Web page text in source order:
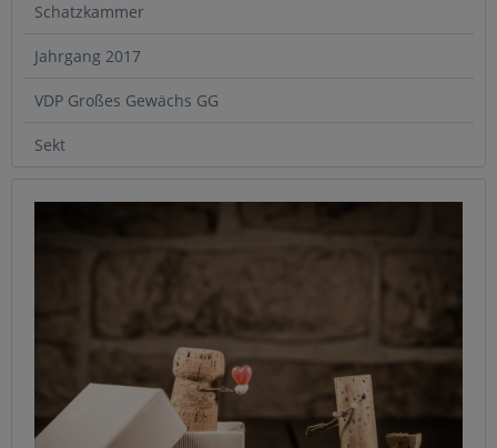
Schatzkammer
Jahrgang 2017
VDP Großes Gewächs GG
Sekt